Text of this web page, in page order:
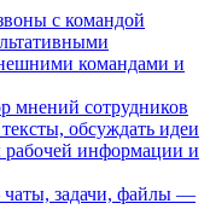
с командой
командами и
мнений сотрудников
обсуждать идеи
рабочей информации и
задачи, файлы —